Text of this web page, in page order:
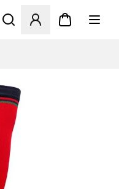
Öffnet ein neues Fenster